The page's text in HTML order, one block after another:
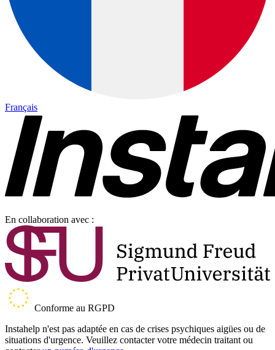
Français
En collaboration avec :
Conforme au RGPD
Instahelp n'est pas adaptée en cas de crises psychiques aigües ou de
situations d'urgence. Veuillez contacter votre médecin traitant ou